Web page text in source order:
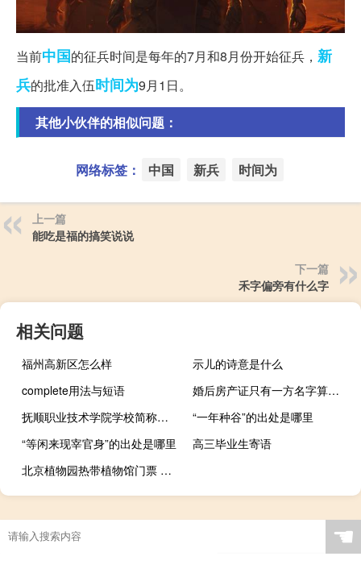
当前中国的征兵时间是每年的7月和8月份开始征兵， 新
兵的批准入伍时间为9月1日。
其他小伙伴的相似问题：
网络标签： 中国 新兵 时间为
上一篇
能吃是福的搞笑说说
下一篇
禾字偏旁有什么字
相关问题
福州高新区怎么样
示儿的诗意是什么
complete用法与短语
婚后房产证只有一方名字算夫妻共同财产吗
抚顺职业技术学院学校简称是什么
“一年种谷”的出处是哪里
“等闲来现宰官身”的出处是哪里
高三毕业生寄语
北京植物园热带植物馆门票 国家植物园在北京哪里
☚